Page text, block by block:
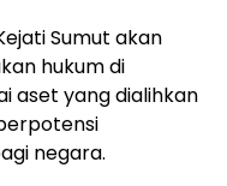
Sumut akan
hukum di
aset yang dialihkan
negara.